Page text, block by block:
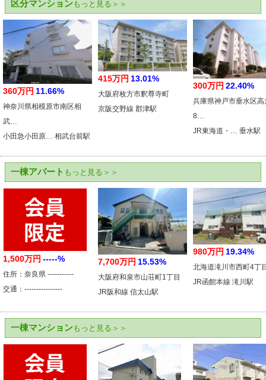
区分マンションもっと見る＞＞
360万円 11.66%
神奈川県相模原市南区相
武…
小田急小田原… 相武台前駅
415万円 13.01%
大阪府枚方市釈尊寺町
京阪交野線 郡津駅
300万円 22.40%
兵庫県神戸市垂水区高
8…
JR東海道・… 垂水駅
一棟アパート もっと見る＞＞
1,500万円 -----%
住所：奈良県 -----------
交通：----------------
7,700万円 15.53%
大阪府和泉市山荘町1丁目
JR阪和線 信太山駅
980万円 19.34%
北海道滝川市西町4丁
JR函館本線 滝川駅
一棟マンションもっと見る＞＞